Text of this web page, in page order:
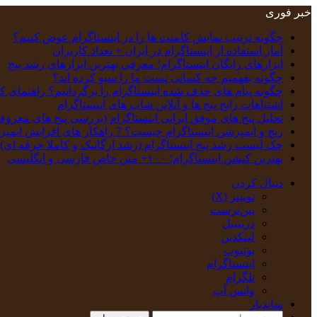
خبر فوری
چگونه ترتیب نمایش کامنت‌ ها را در اینستاگرام عوض کنیم؟
آمار استفاده از اینستاگرام در ایران + تعداد کاربران
ابزارهای رایگان اینستاگرام؛ معرفی بهترین ابزارهای رشد پیج
چگونه بفهمیم چه کسانی پست ما را سیو کرده اند؟
چگونه پیام‌ های حذف‌ شده اینستاگرام را برگردانیم؟ راهنمای
اشتباهات رایج پیج ها و آنلاین شاپ های اینستاگرام
تحلیل پیج‌ های موفق ایرانی اینستاگرام (بررسی پیج های
ریچ و ایمپرشن اینستاگرام چیست؟ 7 راهکار های افزایش ایمپرشن
چک‌ لیست رشد پیج اینستاگرام (رشد ارگانیک و کاملا حرفه ای)
بهترین کپشن‌ اینستاگرام؛ ۱۰۰+ متن خاص فارسی و انگلیسی
دنبال کردن
توییتر (X)
‫پین‌ترست
دریبببل
لینکدین
یوتیوب
اینستاگرام
تلگرام
واتس آپ
سایدبار